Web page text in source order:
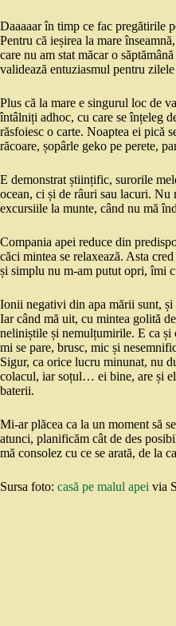
Daaaaar în timp ce fac pregătirile
Pentru că ieșirea la mare
care nu am stat măcar o
validează entuziasmul pentru
Plus că la mare e singurul loc de
întâlniți adhoc, cu care se înțeleg
răsfoiesc o carte. Noaptea ei pică
răcoare, șopârle geko pe perete,
E demonstrat științific, surorile
ocean, ci și de râuri sau lacuri. Nu
excursiile la munte, când nu mă
Compania apei reduce din
căci mintea se relaxează. Asta
și simplu nu m-am putut opri, îmi
Ionii negativi din apa mării sunt,
Iar când mă uit, cu mintea golită
neliniștile și nemulțumirile. E ca și
mi se pare, brusc, mic și
Sigur, ca orice lucru minunat, nu
colacul, iar soțul… ei bine, are și
baterii.
Mi-ar plăcea ca la un moment să
atunci, planificăm cât de des
mă consolez cu ce se arată, de la
Sursa foto: casă pe malul apei via